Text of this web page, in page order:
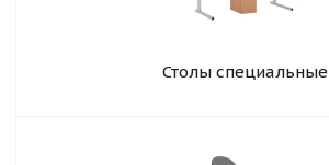
Столы специальные